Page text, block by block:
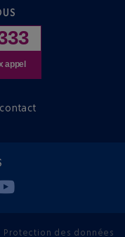
appel
Protection des données